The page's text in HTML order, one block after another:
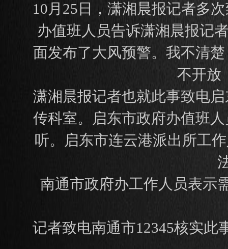
10月25日，潇湘晨报记者多
办值班人员告诉潇湘晨报记
面发布了大风预警。我不清
不开放
潇湘晨报记者也就此事致电
传科室。启东市政府办值班
听。启东市连云港派出所工
南通市政府办工作人员表示
记者致电南通市12345核实此